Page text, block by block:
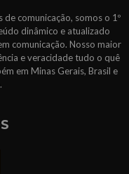
comunicação, somos o 1º
dinâmico e atualizado
comunicação. Nosso maior
e veracidade tudo o quê
em Minas Gerais, Brasil e